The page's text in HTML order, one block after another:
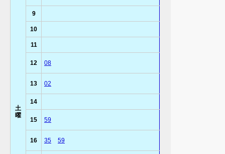
土
曜
9
10
11
12 08
13 02
14
15 59
16 35 59